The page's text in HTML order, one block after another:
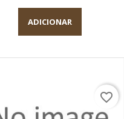
ADICIONAR
favorite_border